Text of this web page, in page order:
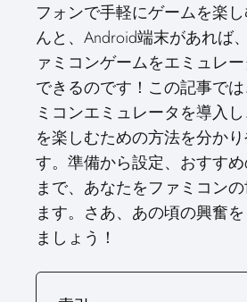
フォンで手軽にゲームを楽
んと、Android端末があれば
ァミコンゲームをエミュレ
できるのです！この記事で
ミコンエミュレータを導入
を楽しむための方法を分か
す。準備から設定、おすす
まで、あなたをファミコン
ます。さあ、あの頃の興奮
ましょう！